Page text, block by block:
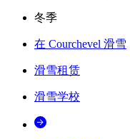
冬季
在 Courchevel 滑雪
滑雪租赁
滑雪学校